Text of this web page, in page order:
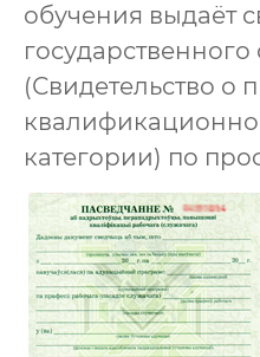
обучения выдаёт
(Свидетельство о
категории) по